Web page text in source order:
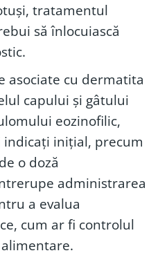
tratamentul
să înlocuiască
asociate cu dermatita
capului și gâtului
eozinofilic,
indicați inițial, precum
o doză
administrarea
a evalua
cum ar fi controlul